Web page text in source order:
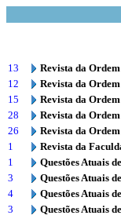
13
Revista da
12
Revista da
15
Revista da
28
Revista da
26
Revista da
1
Revista da
1
Questões Atuais
3
Questões Atuais
4
Questões Atuais
3
Questões Atuais